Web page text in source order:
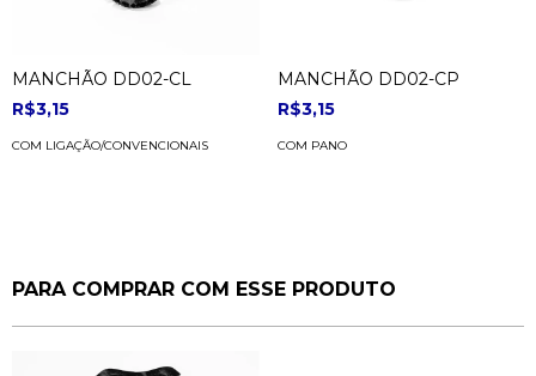
MANCHÃO DD02-CL
R$3,15
COM LIGAÇÃO/CONVENCIONAIS
MANCHÃO DD02-CP
R$3,15
COM PANO
PARA COMPRAR COM ESSE PRODUTO